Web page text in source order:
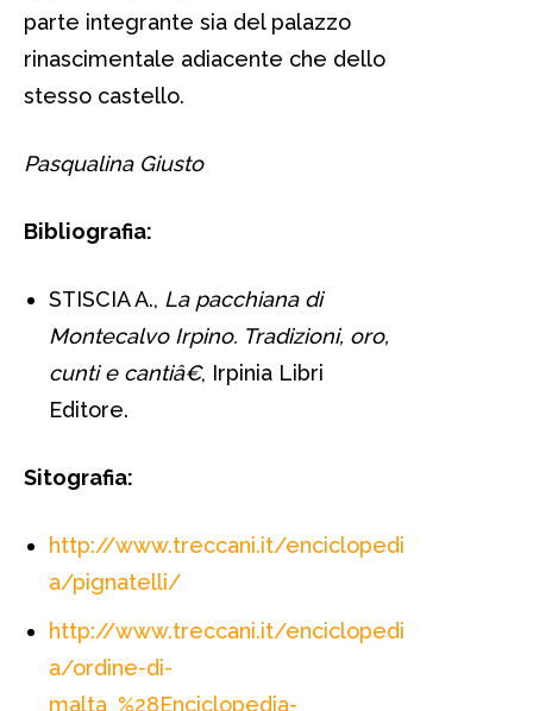
parte integrante sia del palazzo
rinascimentale adiacente che dello
stesso castello.
Pasqualina Giusto
Bibliografia:
STISCIA A., La pacchiana di
Montecalvo Irpino. Tradizioni, oro,
cunti e cantiâ€, Irpinia Libri
Editore.
Sitografia:
http://www.treccani.it/enciclopedi
a/pignatelli/
http://www.treccani.it/enciclopedi
a/ordine-di-
malta_%28Enciclopedia-